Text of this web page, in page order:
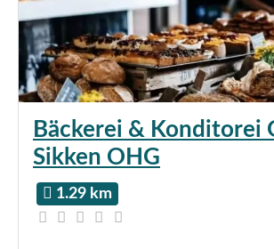
Bäckerei & Konditorei
Sikken OHG
1.29 km